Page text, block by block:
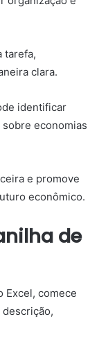
tarefa,
clara.
identificar
economias
e promove
econômico.
de
Excel, comece